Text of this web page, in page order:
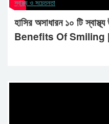
স্বাস্থ্য ও সচেতনতা
হাসির অসাধারন ১০ টি
Benefits Of Smiling